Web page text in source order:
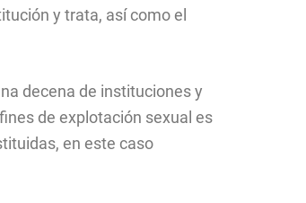
y trata, así como el
decena de instituciones y
de explotación sexual es
en este caso